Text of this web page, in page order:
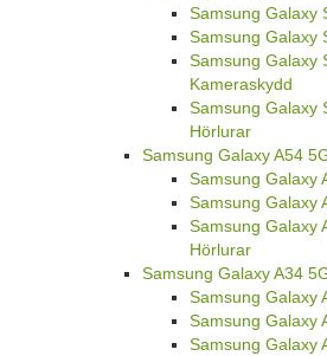
Samsung Galaxy
Samsung Galaxy
Samsung Galaxy
Kameraskydd
Samsung Galaxy
Hörlurar
Samsung Galaxy A54
Samsung Galaxy
Samsung Galaxy
Samsung Galaxy
Hörlurar
Samsung Galaxy A34
Samsung Galaxy
Samsung Galaxy
Samsung Galaxy